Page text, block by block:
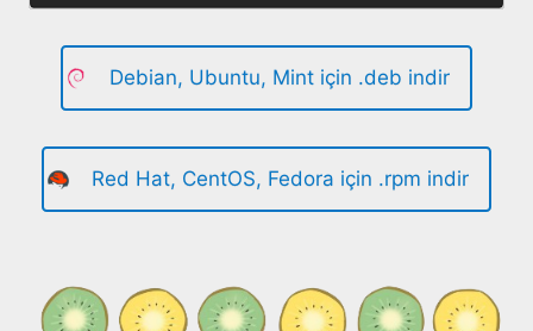
Debian, Ubuntu, Mint için .deb indir
Red Hat, CentOS, Fedora için .rpm indir